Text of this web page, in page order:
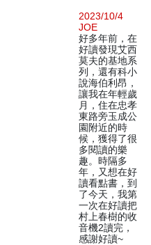
2023/10/4
JOE
好多年前，在
好讀發現艾西
莫夫的基地系
列，還有科小
說海伯利昂，
讓我在年輕歲
月，住在忠孝
東路旁玉成公
園附近的時
候，獲得了很
多閱讀的樂
趣。時隔多
年，又想在好
讀看點書，到
了今天，我第
一次在好讀把
村上春樹的收
音機2讀完，
感謝好讀~